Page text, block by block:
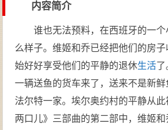
内容简介
谁也无法预料，在西班牙的一个
么样子。维姬和乔已经把他们的房
始好好享受他们的平静的退休生活了
一辆送鱼的货车来了，送来不是新
法尔特一家。埃尔奥约村的平静从
两口儿》三部曲的第二部中，维姬